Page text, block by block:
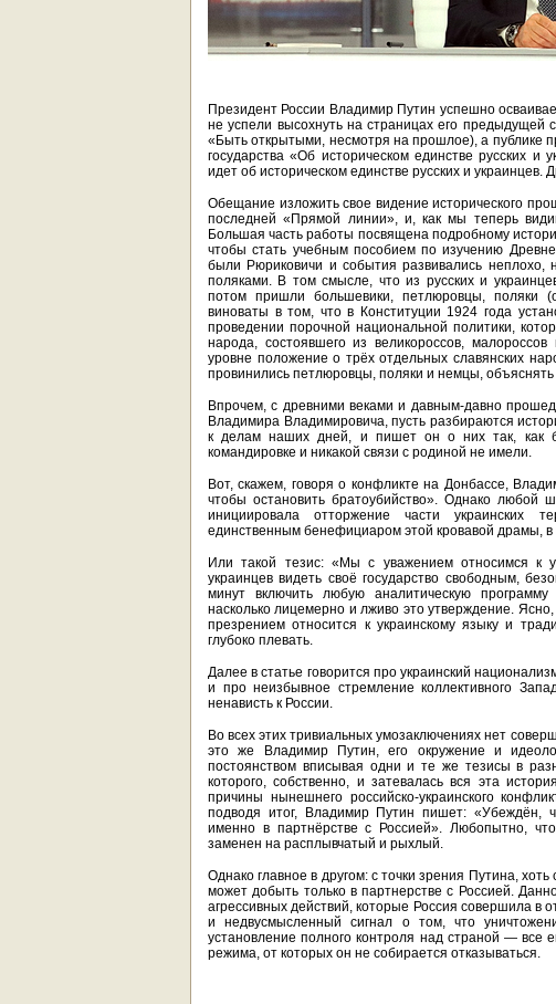
Президент России Владимир Путин успешно
не успели высохнуть на страницах его предыдущей
«Быть открытыми, несмотря на прошлое), а публике
государства «Об историческом единстве русских и
идет об историческом единстве русских и
Обещание изложить свое видение исторического
последней «Прямой линии», и, как мы теперь
Большая часть работы посвящена подробному
чтобы стать учебным пособием по изучению
были Рюриковичи и события развивались неплохо,
поляками. В том смысле, что из русских и
потом пришли большевики, петлюровцы, поляки
виноваты в том, что в Конституции 1924 года
проведении порочной национальной политики,
народа, состоявшего из великороссов,
уровне положение о трёх отдельных славянских
провинились петлюровцы, поляки и немцы,
Впрочем, с древними веками и давным-давно
Владимира Владимировича, пусть разбираются
к делам наших дней, и пишет он о них так, как
командировке и никакой связи с родиной не имели.
Вот, скажем, говоря о конфликте на Донбассе,
чтобы остановить братоубийство». Однако любой
инициировала отторжение части украинских
единственным бенефициаром этой кровавой драмы, в
Или такой тезис: «Мы с уважением относимся к
украинцев видеть своё государство свободным,
минут включить любую аналитическую
насколько лицемерно и лживо это утверждение.
презрением относится к украинскому языку и
глубоко плевать.
Далее в статье говорится про украинский
и про неизбывное стремление коллективного
ненависть к России.
Во всех этих тривиальных умозаключениях нет
это же Владимир Путин, его окружение и
постоянством вписывая одни и те же тезисы в
которого, собственно, и затевалась вся эта
причины нынешнего российско-украинского
подводя итог, Владимир Путин пишет: «Убеждён,
именно в партнёрстве с Россией». Любопытно,
заменен на расплывчатый и рыхлый.
Однако главное в другом: с точки зрения Путина,
может добыть только в партнерстве с Россией.
агрессивных действий, которые Россия совершила
и недвусмысленный сигнал о том, что
установление полного контроля над страной — все
режима, от которых он не собирается отказываться.